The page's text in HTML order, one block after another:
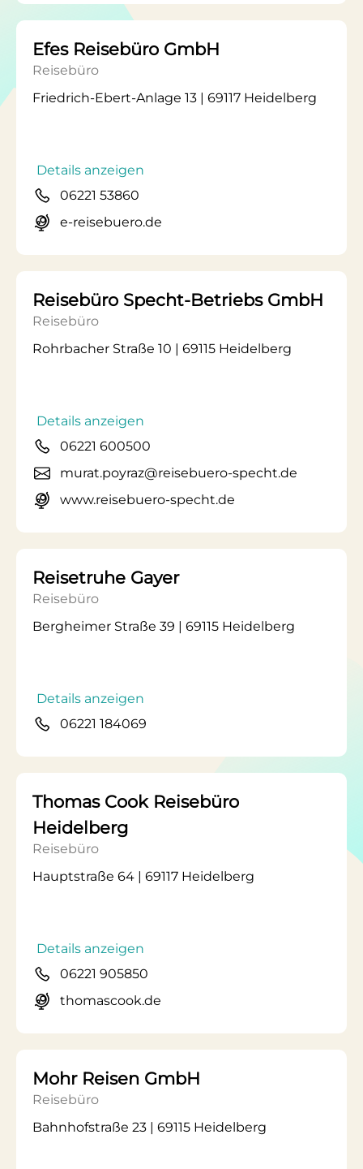
Efes Reisebüro GmbH
Reisebüro
Friedrich-Ebert-Anlage 13 | 69117 Heidelberg
Details anzeigen
06221 53860
e-reisebuero.de
Reisebüro Specht-Betriebs GmbH
Reisebüro
Rohrbacher Straße 10 | 69115 Heidelberg
Details anzeigen
06221 600500
murat.poyraz@reisebuero-specht.de
www.reisebuero-specht.de
Reisetruhe Gayer
Reisebüro
Bergheimer Straße 39 | 69115 Heidelberg
Details anzeigen
06221 184069
Thomas Cook Reisebüro
Heidelberg
Reisebüro
Hauptstraße 64 | 69117 Heidelberg
Details anzeigen
06221 905850
thomascook.de
Mohr Reisen GmbH
Reisebüro
Bahnhofstraße 23 | 69115 Heidelberg